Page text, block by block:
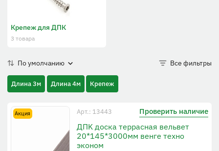
Крепеж для ДПК
3 товара
По умолчанию Все фильтры
Длина 3м Длина 4м Крепеж
Акция Арт.: 13443 Проверить наличие
ДПK доска террасная вельвет
20*145*3000мм венге техно
эконом